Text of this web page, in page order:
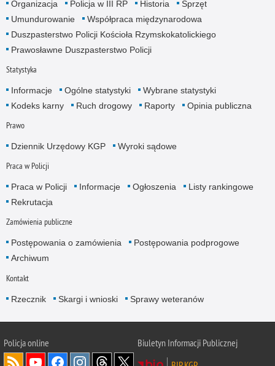
Organizacja
Policja w III RP Historia
Sprzęt
Umundurowanie
Współpraca międzynarodowa
Duszpasterstwo Policji Kościoła Rzymskokatolickiego
Prawosławne Duszpasterstwo Policji
Statystyka
Informacje Ogólne statystyki
Wybrane statystyki
Kodeks karny
Ruch drogowy Raporty Opinia publiczna
Prawo
Dziennik Urzędowy KGP Wyroki sądowe
Praca w Policji
Praca w Policji Informacje Ogłoszenia
Listy rankingowe
Rekrutacja
Zamówienia publiczne
Postępowania o zamówienia
Postępowania podprogowe
Archiwum
Kontakt
Rzecznik Skargi i wnioski Sprawy weteranów
Policjaonline
Biuletyn Informacji Publicznej